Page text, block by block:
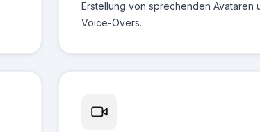
Erstellung von sprechenden Avataren
Voice-Overs.